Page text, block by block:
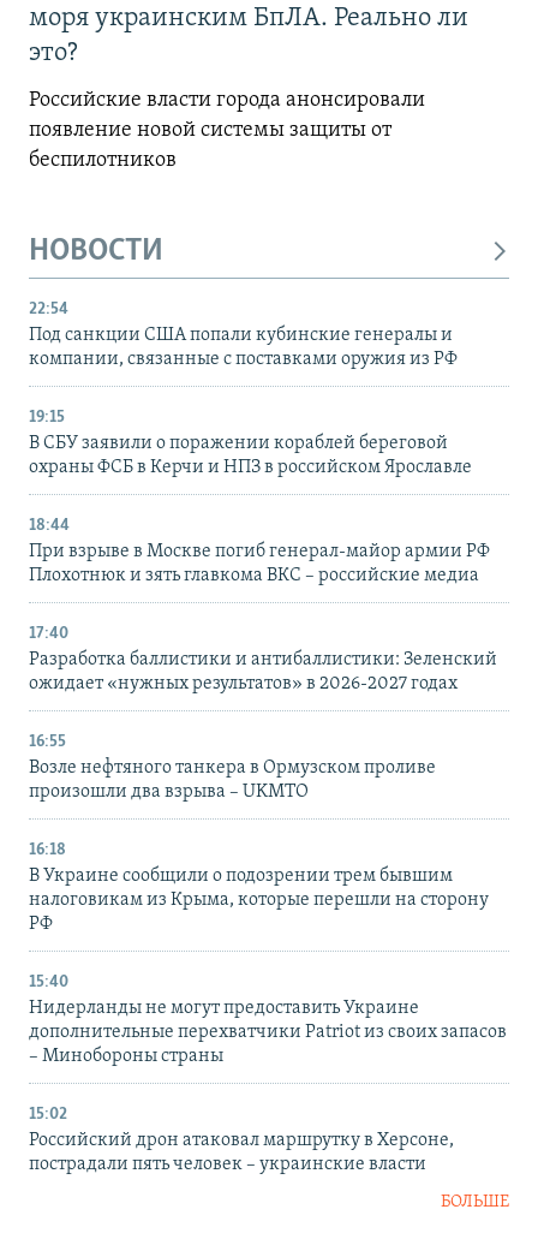
моря украинским БпЛА. Реально ли
это?
Российские власти города анонсировали
появление новой системы защиты от
беспилотников
НОВОСТИ
22:54
Под санкции США попали кубинские генералы и
компании, связанные с поставками оружия из РФ
19:15
В СБУ заявили о поражении кораблей береговой
охраны ФСБ в Керчи и НПЗ в российском Ярославле
18:44
При взрыве в Москве погиб генерал-майор армии РФ
Плохотнюк и зять главкома ВКС – российские медиа
17:40
Разработка баллистики и антибаллистики: Зеленский
ожидает «нужных результатов» в 2026-2027 годах
16:55
Возле нефтяного танкера в Ормузском проливе
произошли два взрыва – UKMTO
16:18
В Украине сообщили о подозрении трем бывшим
налоговикам из Крыма, которые перешли на сторону
РФ
15:40
Нидерланды не могут предоставить Украине
дополнительные перехватчики Patriot из своих запасов
– Минобороны страны
15:02
Российский дрон атаковал маршрутку в Херсоне,
пострадали пять человек – украинские власти
БОЛЬШЕ